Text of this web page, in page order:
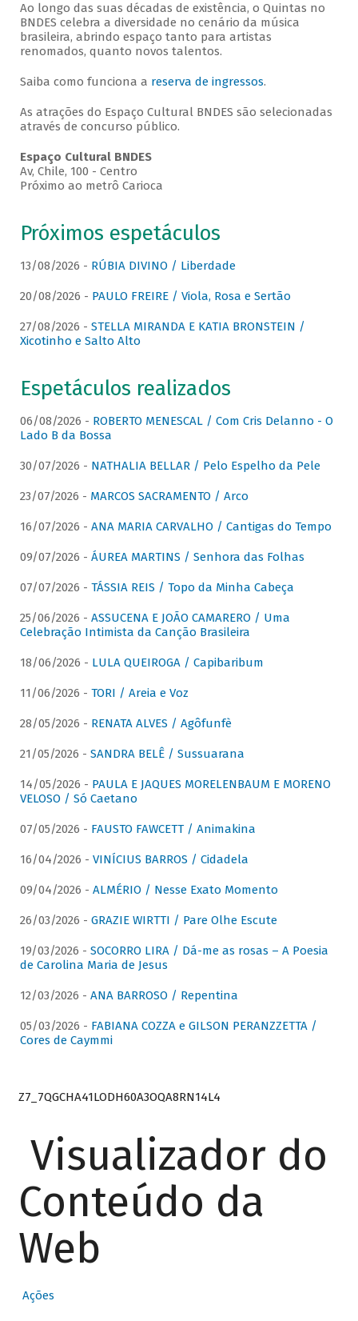
Ao longo das suas décadas de existência, o Quintas no
BNDES celebra a diversidade no cenário da música
brasileira, abrindo espaço tanto para artistas
renomados, quanto novos talentos.
Saiba como funciona a reserva de ingressos.
As atrações do Espaço Cultural BNDES são selecionadas
através de concurso público.
Espaço Cultural BNDES
Av, Chile, 100 - Centro
Próximo ao metrô Carioca
Próximos espetáculos
13/08/2026 - RÚBIA DIVINO / Liberdade
20/08/2026 - PAULO FREIRE / Viola, Rosa e Sertão
27/08/2026 - STELLA MIRANDA E KATIA BRONSTEIN /
Xicotinho e Salto Alto
Espetáculos realizados
06/08/2026 - ROBERTO MENESCAL / Com Cris Delanno - O
Lado B da Bossa
30/07/2026 - NATHALIA BELLAR / Pelo Espelho da Pele
23/07/2026 - MARCOS SACRAMENTO / Arco
16/07/2026 - ANA MARIA CARVALHO / Cantigas do Tempo
09/07/2026 - ÁUREA MARTINS / Senhora das Folhas
07/07/2026 - TÁSSIA REIS / Topo da Minha Cabeça
25/06/2026 - ASSUCENA E JOÃO CAMARERO / Uma
Celebração Intimista da Canção Brasileira
18/06/2026 - LULA QUEIROGA / Capibaribum
11/06/2026 - TORI / Areia e Voz
28/05/2026 - RENATA ALVES / Agôfunfè
21/05/2026 - SANDRA BELÊ / Sussuarana
14/05/2026 - PAULA E JAQUES MORELENBAUM E MORENO
VELOSO / Só Caetano
07/05/2026 - FAUSTO FAWCETT / Animakina
16/04/2026 - VINÍCIUS BARROS / Cidadela
09/04/2026 - ALMÉRIO / Nesse Exato Momento
26/03/2026 - GRAZIE WIRTTI / Pare Olhe Escute
19/03/2026 - SOCORRO LIRA / Dá-me as rosas – A Poesia
de Carolina Maria de Jesus
12/03/2026 - ANA BARROSO / Repentina
05/03/2026 - FABIANA COZZA e GILSON PERANZZETTA /
Cores de Caymmi
Z7_7QGCHA41LODH60A3OQA8RN14L4
Visualizador do
Conteúdo da
Web
Ações